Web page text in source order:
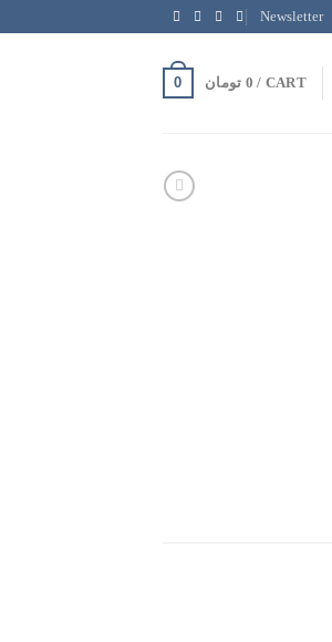
Newsletter
CART /
0 تومان 0